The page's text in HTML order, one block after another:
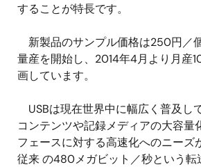
することが特長です。
新製品のサンプル価格は250円／
量産を開始し、2014年4月より月産
画しています。
USBは現在世界中に幅広く普及し
コンテンツや記録メディアの大容量
フェースに対する高速化へのニーズ
従来 の480メガビット／秒という転